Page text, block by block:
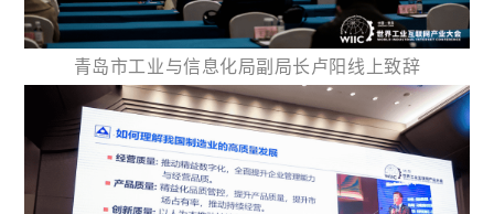
青岛市工业与信息化局副局长卢阳线上致辞